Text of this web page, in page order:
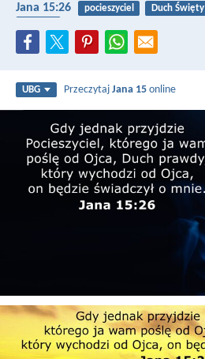
Jana 15:26 pocieszyciel Duch Święty
UBG PrzeczytajJana 15 online